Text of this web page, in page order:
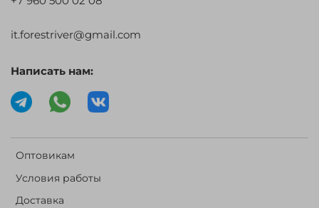
Оптовикам
Условия работы
Доставка
it.forestriver@gmail.com
Написать нам: